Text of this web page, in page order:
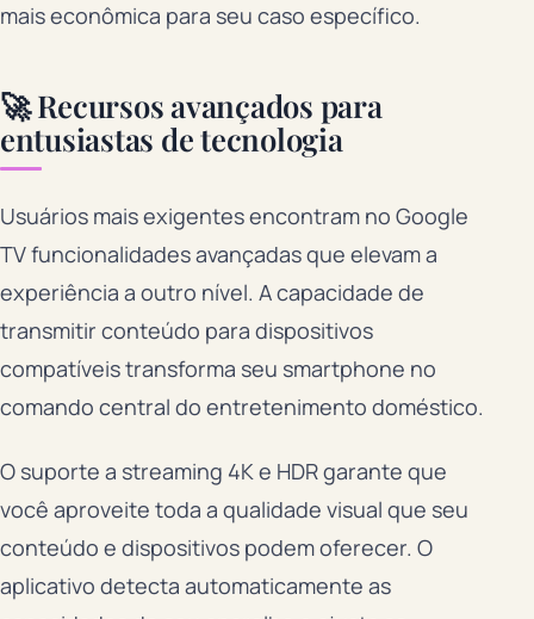
mais econômica para seu caso específico.
🚀 Recursos avançados para
entusiastas de tecnologia
Usuários mais exigentes encontram no Google
TV funcionalidades avançadas que elevam a
experiência a outro nível. A capacidade de
transmitir conteúdo para dispositivos
compatíveis transforma seu smartphone no
comando central do entretenimento doméstico.
O suporte a streaming 4K e HDR garante que
você aproveite toda a qualidade visual que seu
conteúdo e dispositivos podem oferecer. O
aplicativo detecta automaticamente as